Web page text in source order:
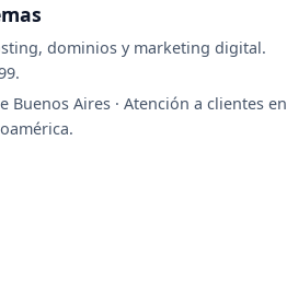
dominios y marketing digital.
Buenos Aires · Atención a clientes en